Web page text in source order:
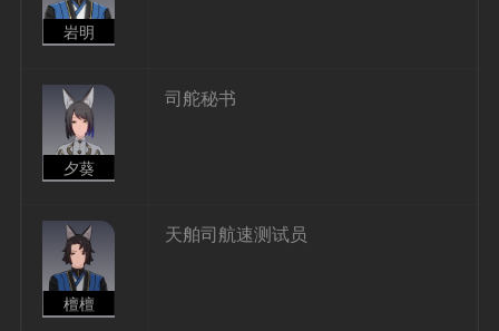
岩明
夕葵
司舵秘书
檀檀
天舶司航速测试员